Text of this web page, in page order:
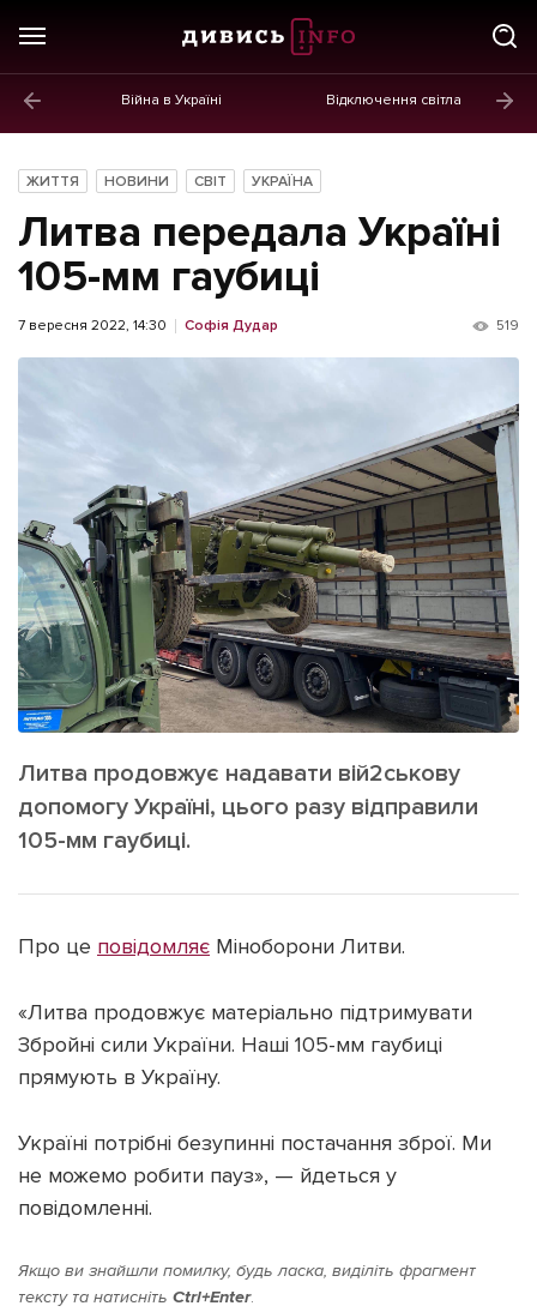
Війна в Україні Відключення світла
Новини
Політика
Економіка
Бізнес
Життя
Культура
Афіша
ІНШЕ
Інтерв'ю
Картки
Репортаж
Розслідування
Ініціативи
Лонгріди
Прес-релізи
Фото/Відео
Made in Lviv
[email protected] Реклама на сайті
Політика конфіденційності
Наші соц мережі
ЖИТТЯ НОВИНИ СВІТ УКРАЇНА
Литва передала Україні
105-мм гаубиці
7 вересня 2022, 14:30 Софія Дудар 519
Литва продовжує надавати вій2ськову
допомогу Україні, цього разу відправили
105-мм гаубиці.
Про це повідомляє Міноборони Литви.
«Литва продовжує матеріально підтримувати
Збройні сили України. Наші 105-мм гаубиці
прямують в Україну.
Україні потрібні безупинні постачання зброї. Ми
не можемо робити пауз», — йдеться у
повідомленні.
Якщо ви знайшли помилку, будь ласка, виділіть фрагмент
тексту та натисніть Ctrl+Enter.